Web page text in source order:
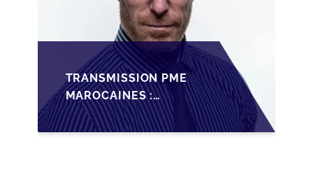
TRANSMISSION PME
MAROCAINES :
SÉCURISER LA
CESSION AVEC LES